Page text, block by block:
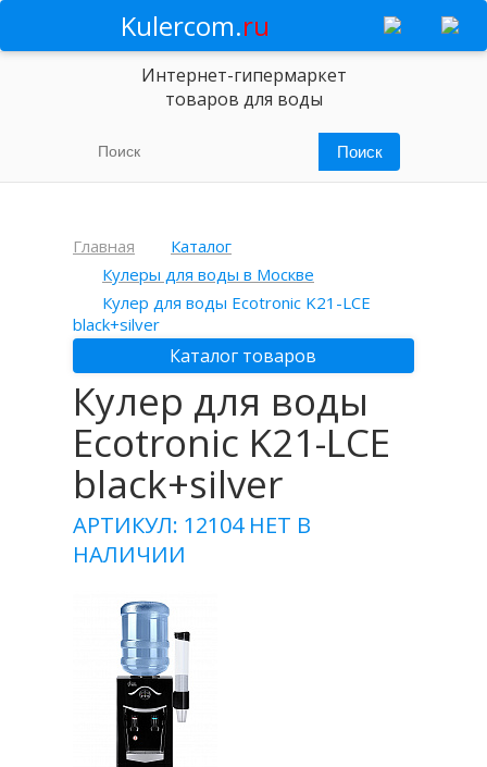
Kulercom.ru
Интернет-гипермаркет
товаров для воды
Главная
Каталог
Кулеры для воды в Москве
Кулер для воды Ecotronic K21-LCE
black+silver
Каталог товаров
Кулер для воды
Ecotronic K21-LCE
black+silver
АРТИКУЛ: 12104 НЕТ В
НАЛИЧИИ